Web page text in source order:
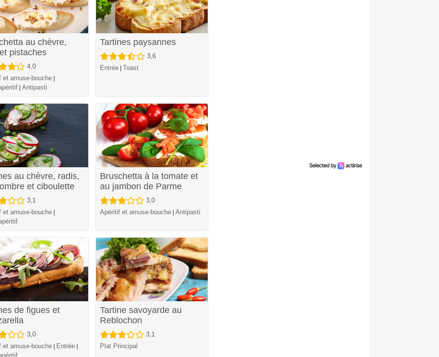
au chèvre,
pistaches
4,0
et amuse-bouche|
| Antipasti
Tartines paysannes
3,6
Entrée
Toast
au chèvre, radis,
et ciboulette
3,1
et amuse-bouche|
Bruschetta à la tomate et
au jambon de Parme
3,0
Apéritif et amuse-bouche |Antipasti
de figues et
3,0
et amuse-bouche| Entrée|
Tartine savoyarde au
Reblochon
3,1
Plat Principal